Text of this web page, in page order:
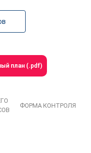
план (.pdf)
ФОРМА КОНТРОЛЯ